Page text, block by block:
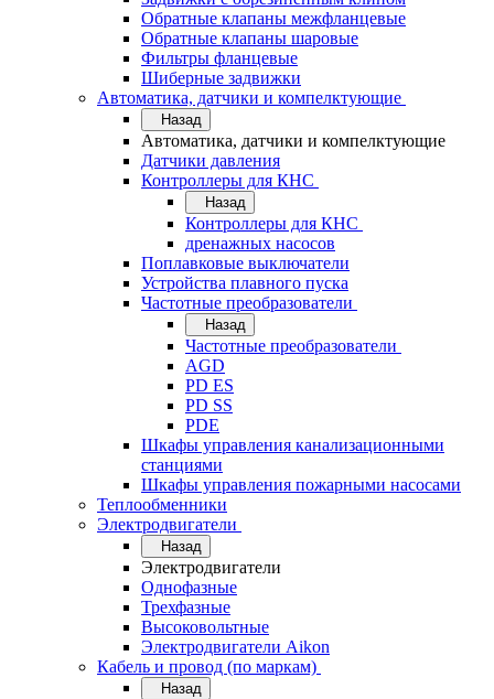
Обратные клапаны межфланцевые
Обратные клапаны шаровые
Фильтры фланцевые
Шиберные задвижки
Автоматика, датчики и компелктующие
Назад
Автоматика, датчики и компелктующие
Датчики давления
Контроллеры для КНС
Назад
Контроллеры для КНС
дренажных насосов
Поплавковые выключатели
Устройства плавного пуска
Частотные преобразователи
Назад
Частотные преобразователи
AGD
PD ES
PD SS
PDE
Шкафы управления канализационными
станциями
Шкафы управления пожарными насосами
Теплообменники
Электродвигатели
Назад
Электродвигатели
Однофазные
Трехфазные
Высоковольтные
Электродвигатели Aikon
Кабель и провод (по маркам)
Назад